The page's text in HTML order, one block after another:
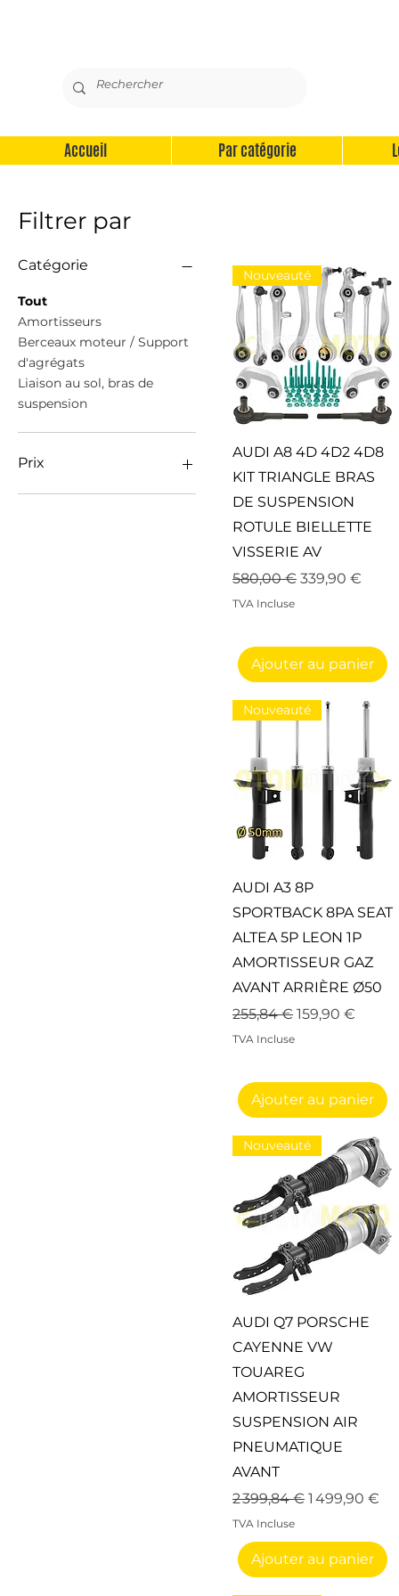
Accueil Par catégorie
Filtrer par
Catégorie
Tout
Amortisseurs
Berceaux moteur / Support
d'agrégats
Liaison au sol, bras de
suspension
Prix
Aperçu rapide
Nouveauté
AUDI A8 4D 4D2 4D8
KIT TRIANGLE BRAS
DE SUSPENSION
ROTULE BIELLETTE
VISSERIE AV
Prix original
580,00 € Prix
339,90 €
TVA Incluse
Ajouter au panier
Aperçu rapide
Nouveauté
AUDI A3 8P
SPORTBACK 8PA SEAT
ALTEA 5P LEON 1P
AMORTISSEUR GAZ
AVANT ARRIÈRE Ø50
Prix original
255,84 € Prix
159,90 €
TVA Incluse
Ajouter au panier
Aperçu rapide
Nouveauté
AUDI Q7 PORSCHE
CAYENNE VW
TOUAREG
AMORTISSEUR
SUSPENSION AIR
PNEUMATIQUE
AVANT
Prix original
2 399,84 € Prix
1 499,90 €
TVA Incluse
Ajouter au panier